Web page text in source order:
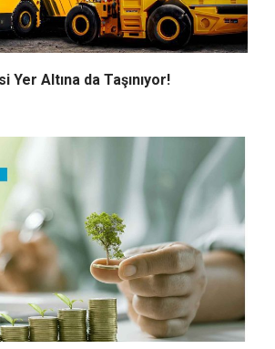
Yer Altına da Taşınıyor!